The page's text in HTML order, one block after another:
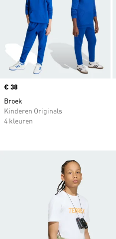
Price
€ 38
Broek
Kinderen Originals
4 kleuren